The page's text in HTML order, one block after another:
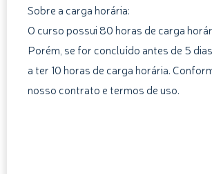
Sobre a carga horária:
O curso possui 80 horas de carga
Porém, se for concluído antes de 5
a ter 10 horas de carga horária.
nosso contrato e termos de uso.